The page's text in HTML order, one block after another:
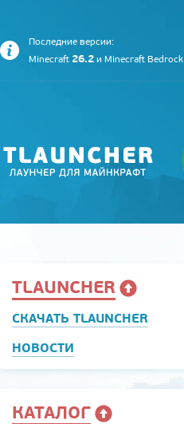
Последние версии:
Minecraft 26.2 и Minecraft Bedrock
TLAUNCHER
СКАЧАТЬ TLAUNCHER
НОВОСТИ
КАТАЛОГ